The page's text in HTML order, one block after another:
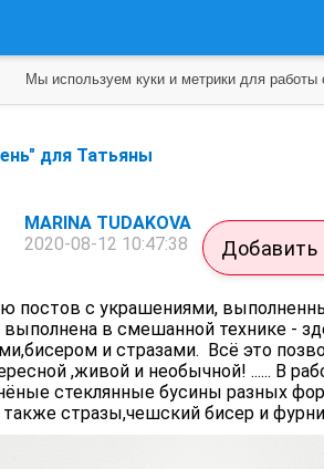
для Татьяны
MARINA TUDAKOVA
2020-08-12 10:47:38
Добавить
постов с украшениями,
в смешанной технике -
и стразами. Всё это
,живой и необычной! ...... В
стеклянные бусины разных
также стразы,чешский бисер и
Мы используем куки и метрики для работы